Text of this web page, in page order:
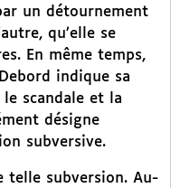
un détournement
qu’elle se
En même temps,
indique sa
scandale et la
désigne
subversive.
telle subversion. Au-